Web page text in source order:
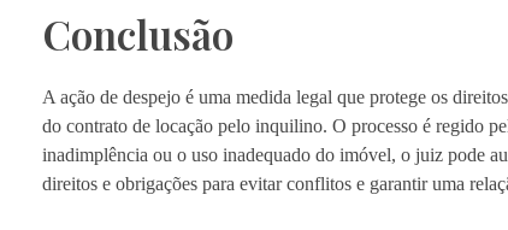
Conclusão
A ação de despejo é uma medida legal que protege os
do contrato de locação pelo inquilino. O processo é regido
inadimplência ou o uso inadequado do imóvel, o juiz pode
direitos e obrigações para evitar conflitos e garantir uma